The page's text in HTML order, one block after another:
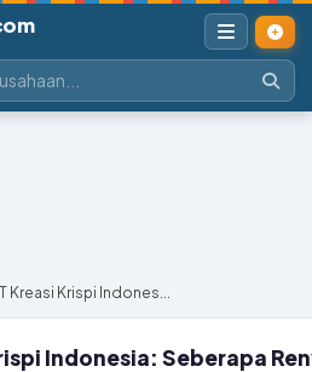
Kreasi Krispi Indones...
Indonesia: Seberapa